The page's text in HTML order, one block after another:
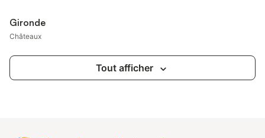
Gironde
Châteaux
Tout afficher